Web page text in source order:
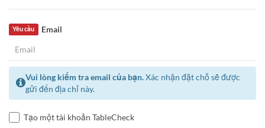
Email
Yêu cầu
Vui lòng kiểm tra email của bạn.Xác nhận đặt chỗ sẽ được
gửi đến địa chỉ này.
Tạo một tài khoản TableCheck